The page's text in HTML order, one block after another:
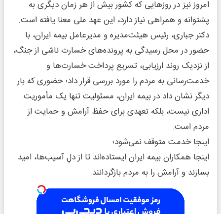
امروز نیز در روزهایی که کشور بیش از هر زمان دیگری به
پشتوانه و همراهی نیاز دارد، این عهد ملی معنا یافته است.
دکتر جباری، رئیس هیئت‌مدیره و مدیرعامل بیمه ایران، با
حضور در محل رسیدگی به پرونده‌های خسارت ناشی از جنگ،
از نزدیک روند ارزیابی، تسریع پرداخت خسارت‌ها و
خدمت‌رسانی به مردم را مورد بررسی قرار داد؛ حضوری که بار
دیگر نشان داد در بیمه ایران، مسئولیت تنها یک مأموریت
اداری نیست، بلکه تعهدی برای حفظ آرامش و حمایت از
مردم است.
اینجا خدمت متوقف نمی‌شود؛
اینجا همکاران بیمه ایران ایستاده‌اند تا از دلِ آسیب‌ها، امید
بسازند و آرامش را به مردم بازگردانند.